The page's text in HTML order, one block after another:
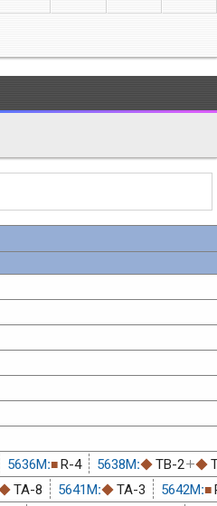
5636M:■R-4 5638M:◆TB-2 ◆
TA-8 5641M:◆TA-3 5642M:■